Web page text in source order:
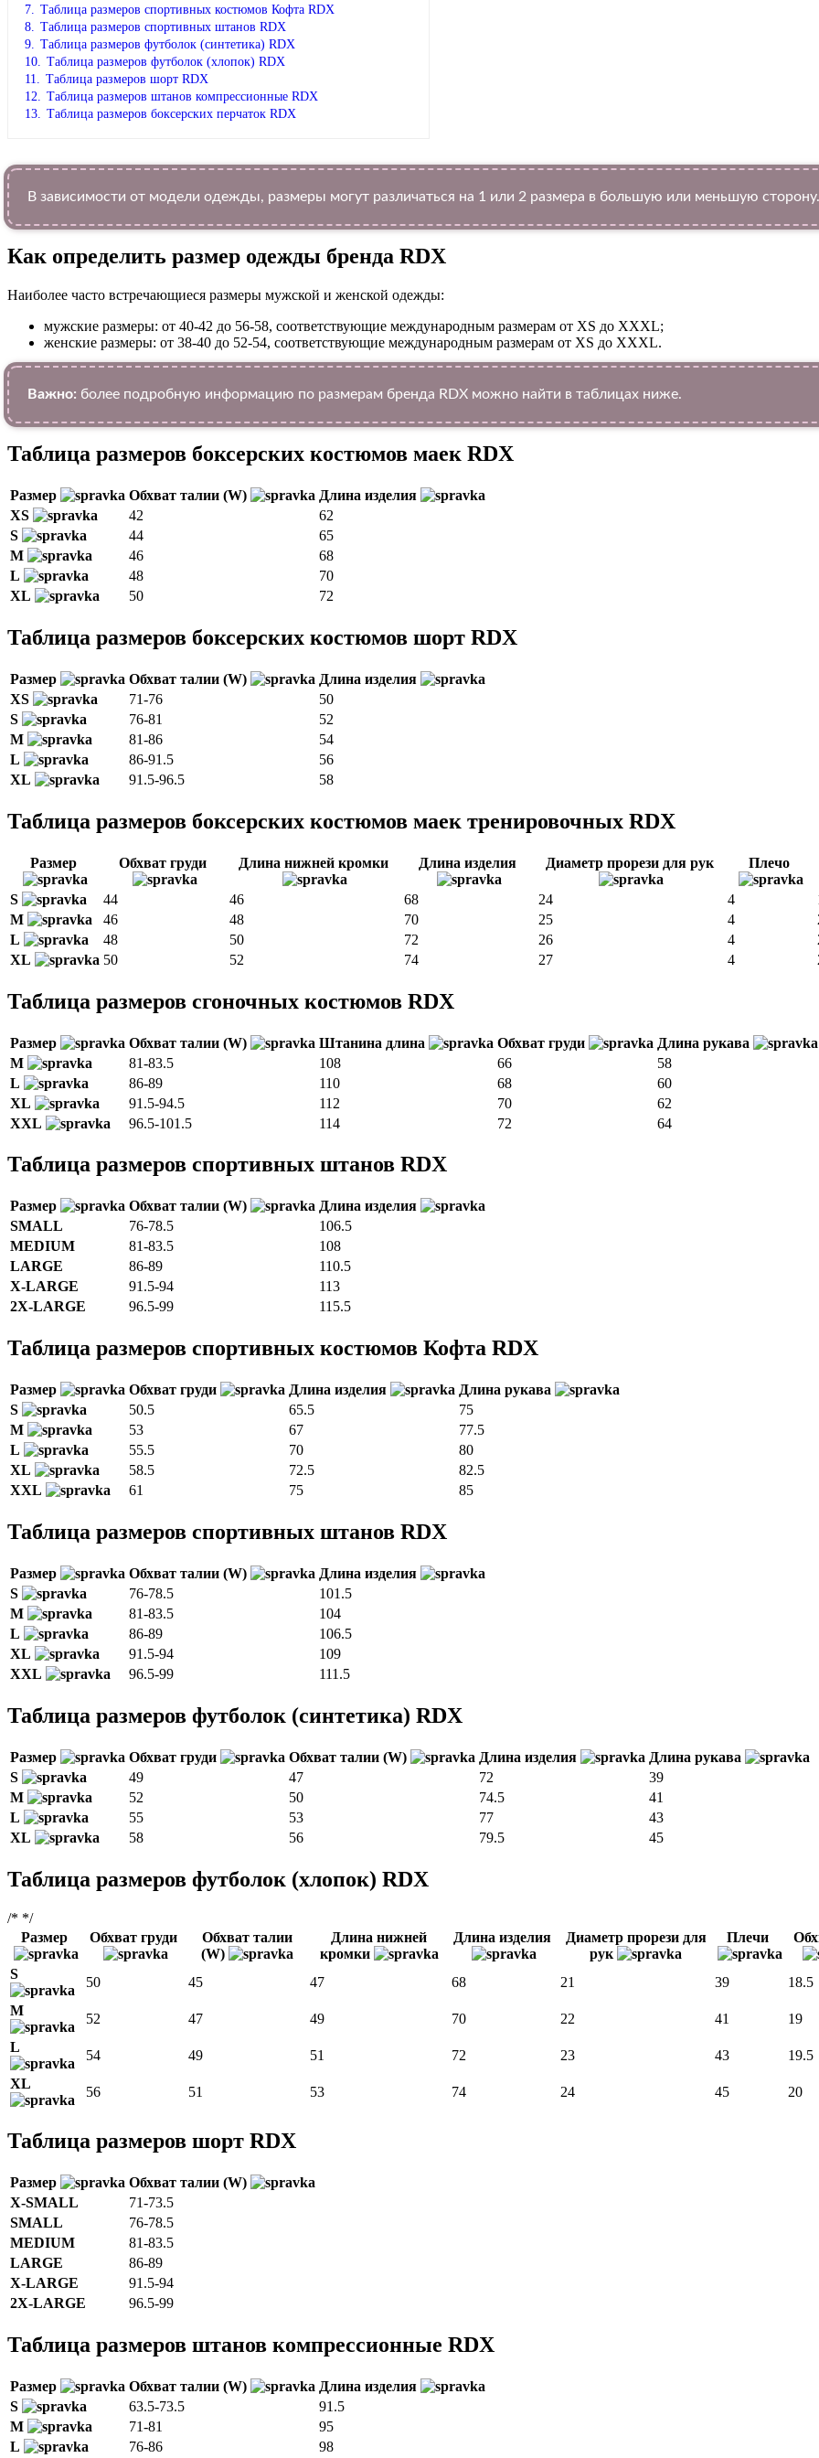
7. Таблица размеров спортивных костюмов Кофта RDX
8. Таблица размеров спортивных штанов RDX
9. Таблица размеров футболок (синтетика) RDX
10. Таблица размеров футболок (хлопок) RDX
11. Таблица размеров шорт RDX
12. Таблица размеров штанов компрессионные RDX
13. Таблица размеров боксерских перчаток RDX
В зависимости от модели одежды, размеры могут различаться на 1 или 2 размера в большую или меньшую сторону.
Как определить размер одежды брендa RDX
Наиболее часто встречающиеся размеры мужской и женской одежды:
мужские размеры: от 40-42 до 56-58, соответствующие международным размерам от XS до XXXL;
женские размеры: от 38-40 до 52-54, соответствующие международным размерам от XS до XXXL.
Важно: более подробную информацию по размерам бренда RDX можно найти в таблицах ниже.
Таблица размеров боксерских костюмов маек RDX
Размер Обхват талии (W)
Длина изделия
XS
42
62
S
44
65
M
46
68
L
48
70
XL
50 72
Таблица размеров боксерских костюмов шорт RDX
Размер Обхват талии (W)
Длина изделия
XS
71-76
50
S
76-81
52
M
81-86
54
L
86-91.5
56
XL
91.5-96.5 58
Таблица размеров боксерских костюмов маек тренировочных RDX
Размер Обхват груди Длина нижней кромки Длина изделия Диаметр прорези для рук Плечо
S 44 46 68 24 4
M
46 48 70 25 4
L
48 50 72 26 4
XL
50 52 74 27 4
Таблица размеров сгоночных костюмов RDX
Размер Обхват талии (W) Штанина длина Обхват груди
Длина рукава
M
81-83.5 108 66
58
L
86-89 110 68
60
XL
91.5-94.5 112 70
62
XXL
96.5-101.5 114 72 64
Таблица размеров спортивных штанов RDX
Размер Обхват талии (W)
Длина изделия
SMALL
76-78.5
106.5
MEDIUM
81-83.5
108
LARGE
86-89
110.5
X-LARGE
91.5-94
113
2X-LARGE
96.5-99 115.5
Таблица размеров спортивных костюмов Кофта RDX
Размер Обхват груди Длина изделия
Длина рукава
S
50.5 65.5
75
M
53 67
77.5
L
55.5 70
80
XL
58.5 72.5
82.5
XXL
61 75 85
Таблица размеров спортивных штанов RDX
Размер Обхват талии (W)
Длина изделия
S
76-78.5
101.5
M
81-83.5
104
L
86-89
106.5
XL
91.5-94
109
XXL
96.5-99 111.5
Таблица размеров футболок (синтетика) RDX
Размер Обхват груди Обхват талии (W) Длина изделия
Длина рукава
S
49 47 72
39
M
52 50 74.5
41
L
55 53 77
43
XL
58 56 79.5 45
Таблица размеров футболок (хлопок) RDX
/* */
Размер
Обхват груди
Обхват талии
(W)
Длина нижней
кромки
Длина изделия
Диаметр прорези для
рук
Плечи
S
50 45 47 68 21 39
18.5
M
52 47 49 70 22 41
19
L
54 49 51 72 23 43
19.5
XL
56 51 53 74 24 45 20
Таблица размеров шорт RDX
Размер
Обхват талии (W)
X-SMALL
71-73.5
SMALL
76-78.5
MEDIUM
81-83.5
LARGE
86-89
X-LARGE
91.5-94
2X-LARGE
96.5-99
Таблица размеров штанов компрессионные RDX
Размер Обхват талии (W)
Длина изделия
S
63.5-73.5
91.5
M
71-81
95
L
76-86 98